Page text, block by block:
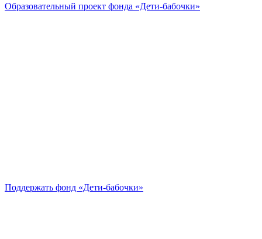
Образовательный проект фонда «Дети-бабочки»
Поддержать фонд «Дети-бабочки»